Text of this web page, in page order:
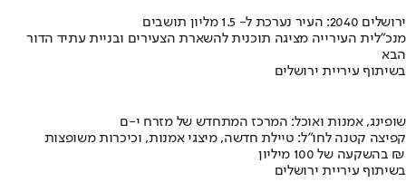
ירושלים 2040: העיר נערכת ל- 1.5 מליון תושבים
מנכ"לית העירייה מציגה תוכנית להשארת הצעירים ובניית עתיד הדור
הבא
בשיתוף עיריית ירושלים
שופינג, אמנות ואוכל: המרכז המתחדש של מזרח י-ם
קפיצה קטנה לחו"ל: טיילת חדשה, מיצגי אמנות, וכיכרות משופצות
בהשקעה של 100 מיליון ₪
בשיתוף עיריית ירושלים